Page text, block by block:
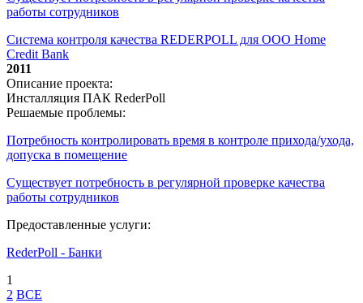
работы сотрудников
Система контроля качества REDERPOLL для ООО Home
Credit Bank
2011
Описание проекта:
Инсталляция ПАК RederPoll
Решаемые проблемы:
Потребность контролировать время в контроле прихода/ухода,
допуска в помещение
Существует потребность в регулярной проверке качества
работы сотрудников
Предоставленные услуги:
RederPoll - Банки
1
2 ВСЕ